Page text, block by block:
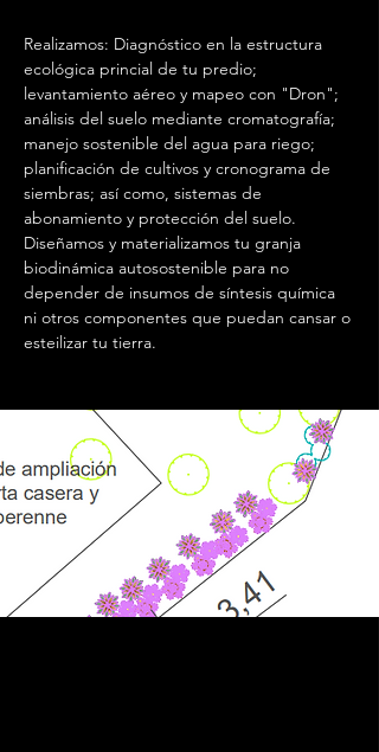
Realizamos: Diagnóstico en la estructura
ecológica princial de tu predio;
levantamiento aéreo y mapeo con "Dron";
análisis del suelo mediante cromatografía;
manejo sostenible del agua para riego;
planificación de cultivos y cronograma de
siembras; así como, sistemas de
abonamiento y protección del suelo.
Diseñamos y materializamos tu granja
biodinámica autosostenible para no
depender de insumos de síntesis química
ni otros componentes que puedan cansar o
esteilizar tu tierra.